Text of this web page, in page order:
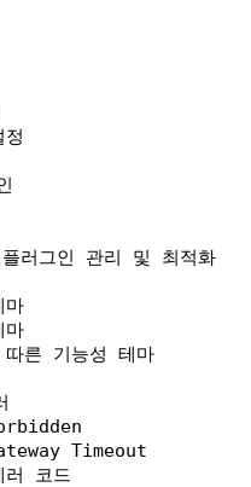
정
플러그인 관리 및
최적화
마
마
따른 기능성
테마
Timeout
러 코드